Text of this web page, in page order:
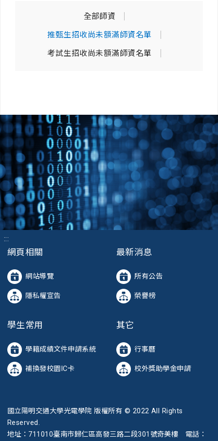
全部師資
推甄生招收尚未額滿師資名單
考試生招收尚未額滿師資名單
:::
網頁相關
網站導覽
隱私權宣告
最新消息
所有公告
榮譽榜
學生常用
學籍成績文件申請系統
補換發校園IC卡
其它
行事曆
校外獎助學金申請
國立陽明交通大學光電學院 版權所有 © 2022 All Rights
Reserved.
地址：711010臺南市歸仁區高發三路二段301號奇美樓 電話：